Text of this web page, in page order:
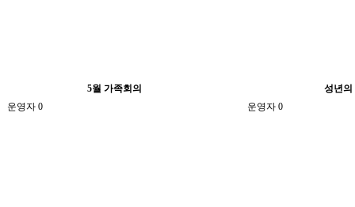
5월 가족회의
운영자 0
성년의
운영자 0